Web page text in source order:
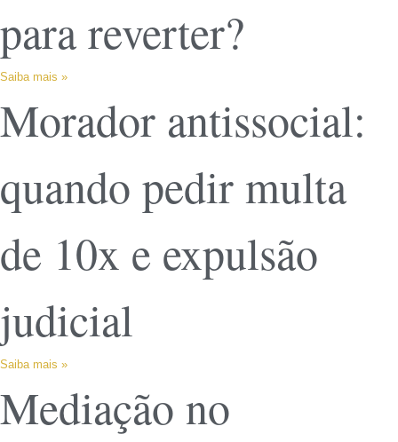
para reverter?
Saiba mais »
Morador antissocial:
quando pedir multa
de 10x e expulsão
judicial
Saiba mais »
Mediação no